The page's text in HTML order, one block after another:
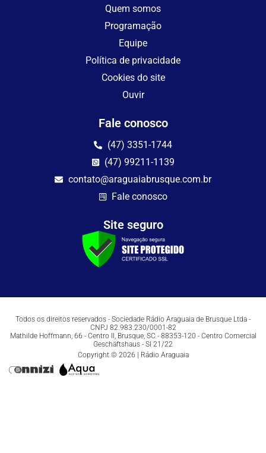
Quem somos
Programação
Equipe
Política de privacidade
Cookies do site
Ouvir
Fale conosco
(47) 3351-1744
(47) 99211-1139
contato@araguaiabrusque.com.br
Fale conosco
Site seguro
Todos os direitos reservados - Sociedade Rádio Araguaia de Brusque Ltda -
CNPJ 82.983.230/0001-82
Mathilde Hoffmann, 66 - Centro II, Brusque, SC - 88353-120 - Centro Comercial
Geschäftshaus - Sl 21/22
Copyright © 2026 | Rádio Araguaia